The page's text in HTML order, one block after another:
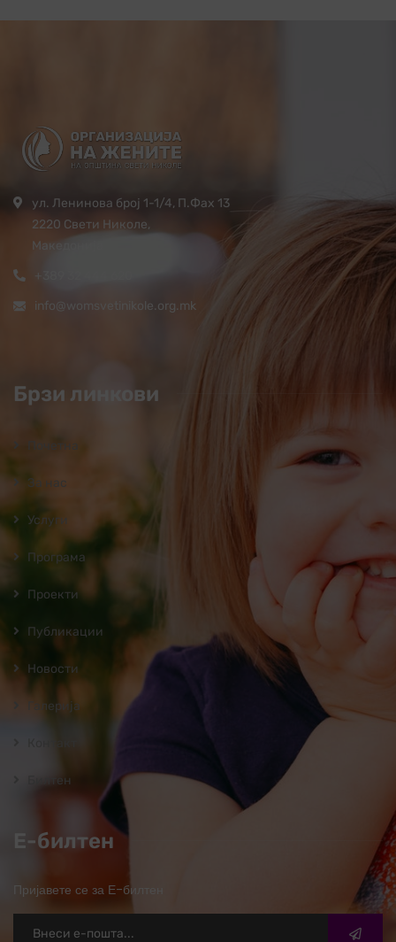
ул. Ленинова број 1-1/4, П.Фах 13
2220 Свети Николе,
Македонија
info@womsvetinikole.org.mk
Брзи линкови
Почетна
За нас
Услуги
Програмa
Проекти
Публикации
Новости
Галерија
Билтен
Е-билтен
Пријавете се за Е-билтен